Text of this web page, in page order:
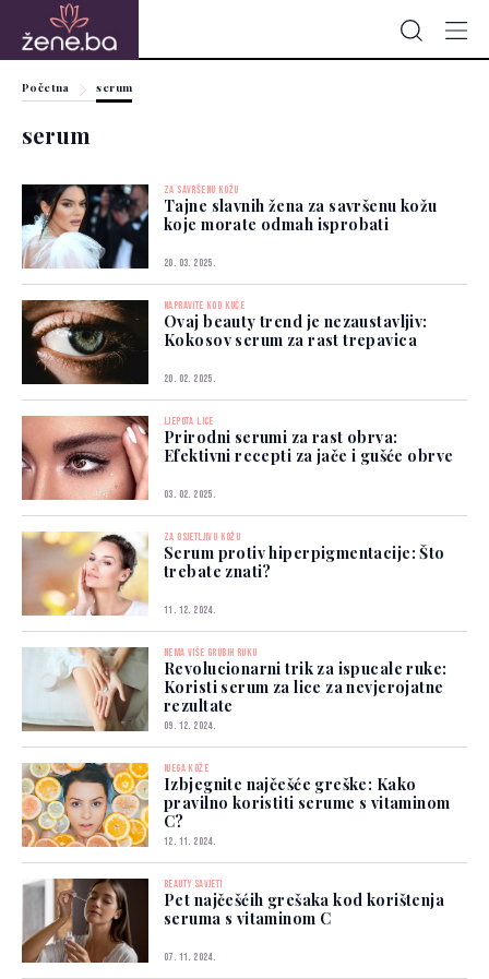
Početna serum
serum
ZA SAVRŠENU KOŽU
Tajne slavnih žena za savršenu kožu
koje morate odmah isprobati
20. 03. 2025.
NAPRAVITE KOD KUĆE
Ovaj beauty trend je nezaustavljiv:
Kokosov serum za rast trepavica
20. 02. 2025.
LJEPOTA LICE
Prirodni serumi za rast obrva:
Efektivni recepti za jače i gušće obrve
03. 02. 2025.
ZA OSJETLJIVU KOŽU
Serum protiv hiperpigmentacije: Što
trebate znati?
11. 12. 2024.
NEMA VIŠE GRUBIH RUKU
Revolucionarni trik za ispucale ruke:
Koristi serum za lice za nevjerojatne
rezultate
09. 12. 2024.
NJEGA KOŽE
Izbjegnite najčešće greške: Kako
pravilno koristiti serume s vitaminom
C?
12. 11. 2024.
BEAUTY SAVJETI
Pet najčešćih grešaka kod korištenja
seruma s vitaminom C
07. 11. 2024.